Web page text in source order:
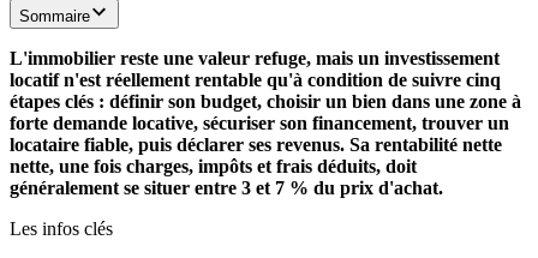
Sommaire
L'immobilier reste une valeur refuge, mais un investissement
locatif n'est réellement rentable qu'à condition de suivre cinq
étapes clés : définir son budget, choisir un bien dans une zone à
forte demande locative, sécuriser son financement, trouver un
locataire fiable, puis déclarer ses revenus. Sa rentabilité nette
nette, une fois charges, impôts et frais déduits, doit
généralement se situer entre 3 et 7 % du prix d'achat.
Les infos clés